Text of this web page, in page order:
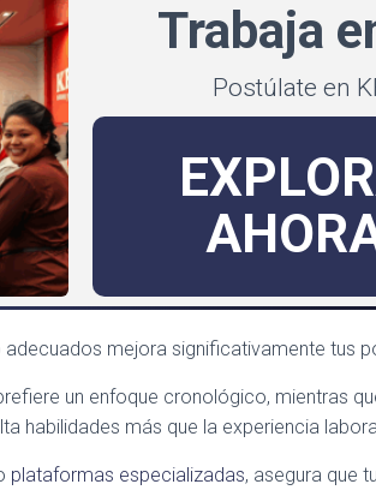
Trabaja
Postúlate en
mejora significativamente tus
un enfoque cronológico, mientras
habilidades más que la experiencia
plataformas especializadas, asegura que